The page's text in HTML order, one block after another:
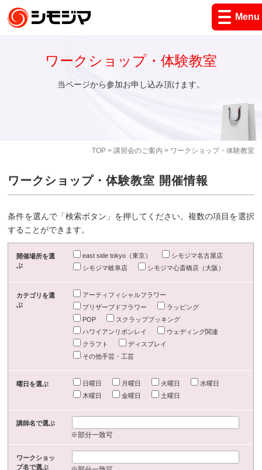
Menu
TOP> 講習会のご案内 > ワークショップ・体験教室
ワークショップ・体験教室
当ページから参加お申し込み頂けます。
ワークショップ・体験教室 開催情報
条件を選んで「検索ボタン」を押してください。複数の項目を選択
することができます。
開催場所を選
ぶ
east side tokyo（東京）
シモジマ名古屋店
シモジマ岐阜店
シモジマ心斎橋店（大阪）
カテゴリを選
ぶ
アーティフィシャルフラワー
プリザーブドフラワー
ラッピング
POP
スクラップブッキング
ハワイアンリボンレイ
ウェディング関連
クラフト
ディスプレイ
その他手芸・工芸
曜日を選ぶ 日曜日 月曜日 火曜日
水曜日
木曜日
金曜日 土曜日
講師名で選ぶ
※部分一致可
ワークショッ
プ名で選ぶ